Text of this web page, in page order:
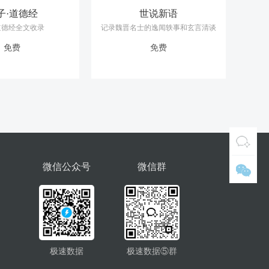
·道德经
经全文收录
免费
世说新语
记录魏晋名士的逸闻轶事和玄言清谈
免费
微信公众号
极速数据
微信群
极速数据⑤群